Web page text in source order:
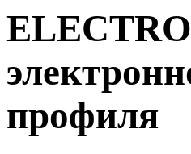
профиля